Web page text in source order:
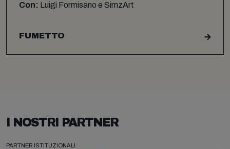
Con: Luigi Formisano e SimzArt
FUMETTO
I NOSTRI PARTNER
PARTNER ISTITUZIONALI